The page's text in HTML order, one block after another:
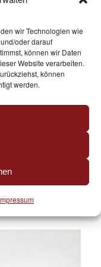
wir Technologien wie
oder darauf
können wir Daten
Website verarbeiten.
können
werden.